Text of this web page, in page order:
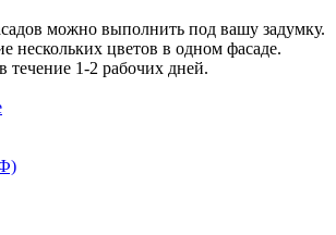
можно выполнить под вашу задумку.
нескольких цветов в одном фасаде.
течение 1-2 рабочих дней.